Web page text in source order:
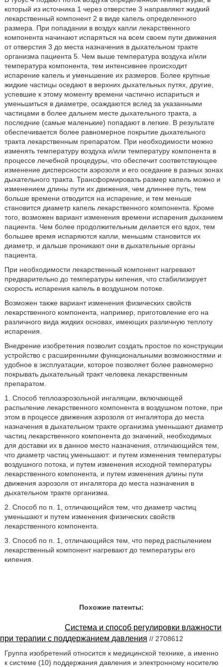
который из источника 1 через отверстие 3 направляют жидкий
лекарственный компонент 2 в виде капель определенного
размера. При попадании в воздух капли лекарственного
компонента начинают испаряться на всем своем пути движения
от отверстия 3 до места назначения в дыхательном тракте
организма пациента 5. Чем выше температура воздуха и/или
температура компонента, тем интенсивнее происходит
испарение капель и уменьшение их размеров. Более крупные
жидкие частицы оседают в верхних дыхательных путях, другие,
успевшие к этому моменту времени частично испариться и
уменьшиться в диаметре, осаждаются вслед за указанными
частицами в более дальнем месте дыхательного тракта, а
последние (самые маленькие) попадают в легкие. В результате
обеспечивается более равномерное покрытие дыхательного
тракта лекарственным препаратом. При необходимости можно
изменять температуру воздуха и/или температуру компонента в
процессе лечебной процедуры, что обеспечит соответствующее
изменение дисперсности аэрозоля и его оседание в разных зонах
дыхательного тракта. Трансформировать размер капель можно и
изменением длины пути их движения, чем длиннее путь, тем
больше времени отводится на испарение, и тем меньше
становится диаметр капель лекарственного компонента. Кроме
того, возможен вариант изменения времени испарения дыханием
пациента. Чем более продолжительным делается его вдох, тем
большее время испаряются капли, меньшим становится их
диаметр, и дальше проникают они в дыхательные органы
пациента.
При необходимости лекарственный компонент нагревают
предварительно до температуры кипения, что стабилизирует
скорость испарения капель в воздушном потоке.
Возможен также вариант изменения физических свойств
лекарственного компонента, например, приготовление его на
различного вида жидких основах, имеющих различную теплоту
испарения.
Внедрение изобретения позволит создать простое по конструкции
устройство с расширенными функциональными возможностями и
удобное в эксплуатации, которое позволяет более равномерно
покрывать дыхательный тракт человека лекарственным
препаратом.
1. Способ теплоаэрозольной ингаляции, включающей
распыление лекарственного компонента в воздушном потоке, при
этом в процессе движения аэрозоля от ингалятора до места
назначения в дыхательном тракте организма уменьшают диаметр
частиц лекарственного компонента до значений, необходимых
для доставки их в данное место назначения, отличающийся тем,
что диаметр частиц уменьшают: и путем изменения температуры
воздушного потока, и путем изменения исходной температуры
лекарственного компонента, и путем изменения длины пути
движения аэрозоля от ингалятора до места назначения в
дыхательном тракте организма.
2. Способ по п. 1, отличающийся тем, что диаметр частиц
уменьшают и путем изменения физических свойств
лекарственного компонента.
3. Способ по п. 1, отличающийся тем, что перед распылением
лекарственный компонент нагревают до температуры его
кипения.
Похожие патенты:
Система и способ регулировки влажности
при терапии с поддержанием давления // 2708612
Группа изобретений относится к медицинской технике, а именно
к системе (10) поддержания давления и электронному носителю